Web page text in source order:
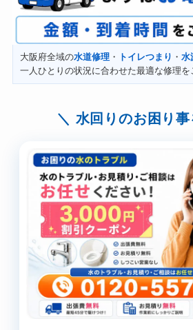
大阪府全域の水道修理・ トイレつまり ・ 水
一人ひとりの状況に合わせた最適な修理を
水回りのお困り